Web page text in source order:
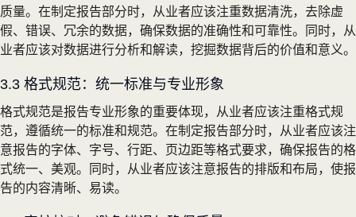
质量。在制定报告部分时，从业者应该注重数据清洗，去除虚
假、错误、冗余的数据，确保数据的准确性和可靠性。同时，从
业者应该对数据进行分析和解读，挖掘数据背后的价值和意义。
3.3 格式规范：统一标准与专业形象
格式规范是报告专业形象的重要体现，从业者应该注重格式规
范，遵循统一的标准和规范。在制定报告部分时，从业者应该注
意报告的字体、字号、行距、页边距等格式要求，确保报告的格
式统一、美观。同时，从业者应该注意报告的排版和布局，使报
告的内容清晰、易读。